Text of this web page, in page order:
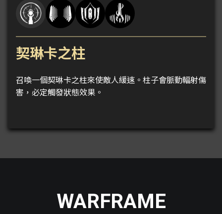
契琳卡之柱
召喚一個契琳卡之柱來使敵人緩速。柱子會脈動輻射傷
害，必定觸發狀態效果。
WARFRAME